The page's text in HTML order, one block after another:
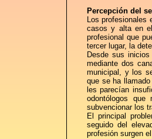
Percepción del
Los profesionales
casos y alta en
profesional que
tercer lugar, la
Desde sus
mediante dos
municipal, y los
que se ha
les parecían
odontólogos
subvencionar los
El principal
seguido del
profesión surgen